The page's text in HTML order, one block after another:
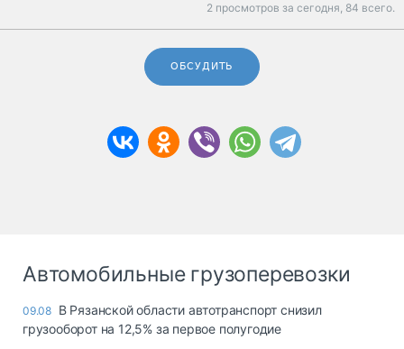
2 просмотров за сегодня, 84 всего.
ОБСУДИТЬ
Автомобильные грузоперевозки
09.08 В Рязанской области автотранспорт снизил
грузооборот на 12,5% за первое полугодие